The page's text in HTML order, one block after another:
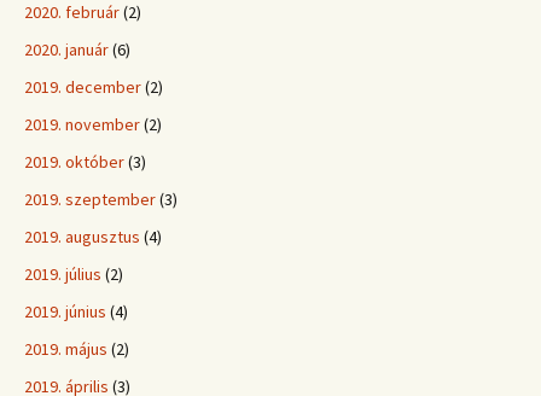
2020. február(2)
2020. január(6)
2019. december(2)
2019. november(2)
2019. október(3)
2019. szeptember(3)
2019. augusztus (4)
2019. július (2)
2019. június (4)
2019. május (2)
2019. április (3)